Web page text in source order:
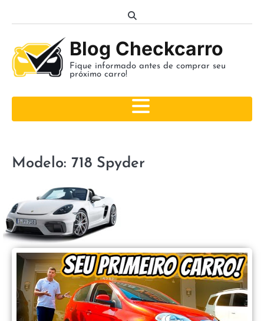
Blog Checkcarro
Fique informado antes de comprar seu
próximo carro!
Modelo: 718 Spyder